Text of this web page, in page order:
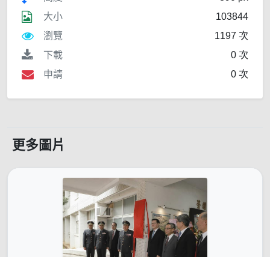
大小
103844
瀏覽
1197 次
下載
0 次
申請
0 次
更多圖片